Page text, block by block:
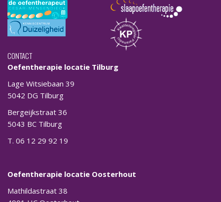
CONTACT
Oefentherapie locatie Tilburg
Lage Witsiebaan 39
5042 DG Tilburg
Bergeijkstraat 36
5043 BC Tilburg
T. 06 12 29 92 19
Oefentherapie locatie Oosterhout
Mathildastraat 38